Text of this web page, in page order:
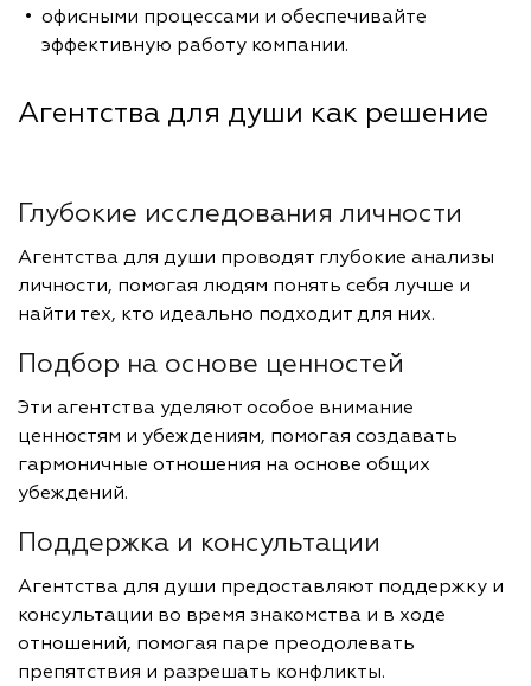
офисными процессами и обеспечивайте
эффективную работу компании.
Агентства для души как решение
Глубокие исследования личности
Агентства для души проводят глубокие анализы
личности, помогая людям понять себя лучше и
найти тех, кто идеально подходит для них.
Подбор на основе ценностей
Эти агентства уделяют особое внимание
ценностям и убеждениям, помогая создавать
гармоничные отношения на основе общих
убеждений.
Поддержка и консультации
Агентства для души предоставляют поддержку и
консультации во время знакомства и в ходе
отношений, помогая паре преодолевать
препятствия и разрешать конфликты.